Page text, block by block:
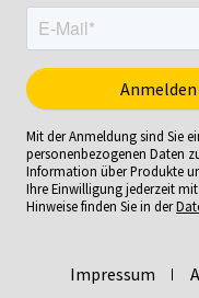
Mit der Anmeldung sind Sie
personenbezogenen Daten
Information über Produkte
Ihre Einwilligung jederzeit
Hinweise finden Sie in der
Impressum